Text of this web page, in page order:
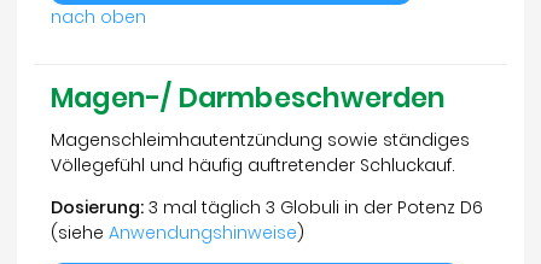
nach oben
Magen-/ Darmbeschwerden
Magenschleimhautentzündung sowie ständiges
Völlegefühl und häufig auftretender Schluckauf.
Dosierung: 3 mal täglich 3 Globuli in der Potenz D6
(siehe Anwendungshinweise)